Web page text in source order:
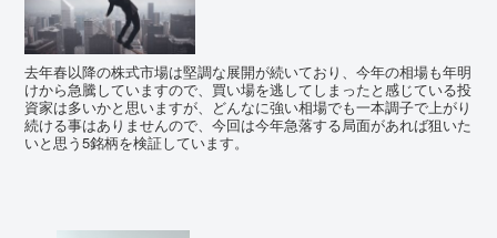
去年春以降の株式市場は堅調な展開が続いており、今年の相場も年明
けから急騰していますので、買い場を逃してしまったと感じている投
資家は多いかと思いますが、どんなに強い相場でも一本調子で上がり
続ける事はありませんので、今回は今年急落する局面があれば狙いた
いと思う5銘柄を検証しています。